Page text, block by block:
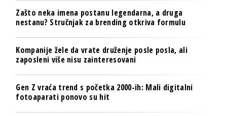
Zašto neka imena postanu legendarna, a druga
nestanu? Stručnjak za brending otkriva formulu
Kompanije žele da vrate druženje posle posla, ali
zaposleni više nisu zainteresovani
Gen Z vraća trend s početka 2000-ih: Mali digitalni
fotoaparati ponovo su hit